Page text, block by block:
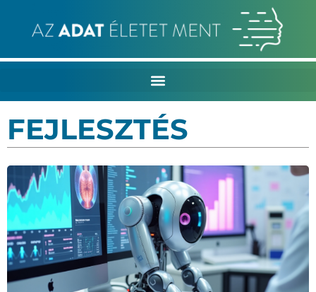
FEJLESZTÉS